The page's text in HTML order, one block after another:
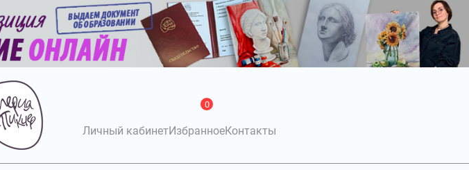
Личный кабинетИзбранное
0
Контакты